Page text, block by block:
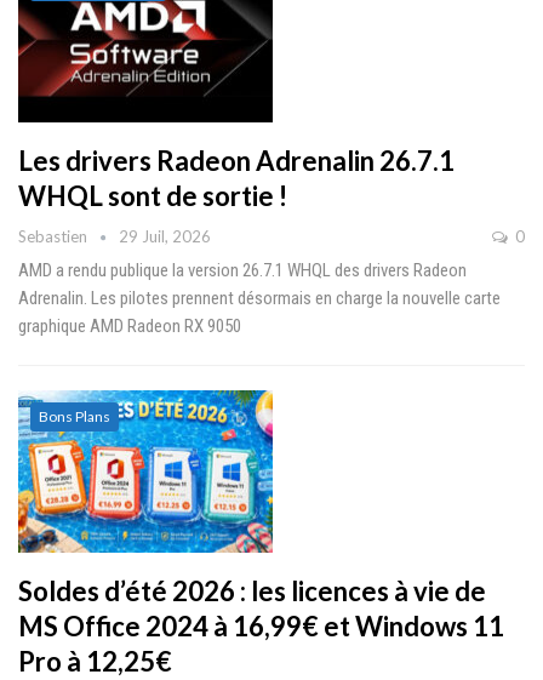
Les drivers Radeon Adrenalin 26.7.1
WHQL sont de sortie !
Sebastien 29 Juil, 2026 0
AMD a rendu publique la version 26.7.1 WHQL des drivers Radeon
Adrenalin. Les pilotes prennent désormais en charge la nouvelle carte
graphique AMD Radeon RX 9050
Bons Plans
Soldes d’été 2026 : les licences à vie de
MS Office 2024 à 16,99€ et Windows 11
Pro à 12,25€